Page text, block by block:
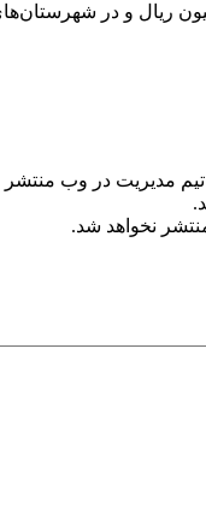
مدیریت در وب
نخواهد شد.